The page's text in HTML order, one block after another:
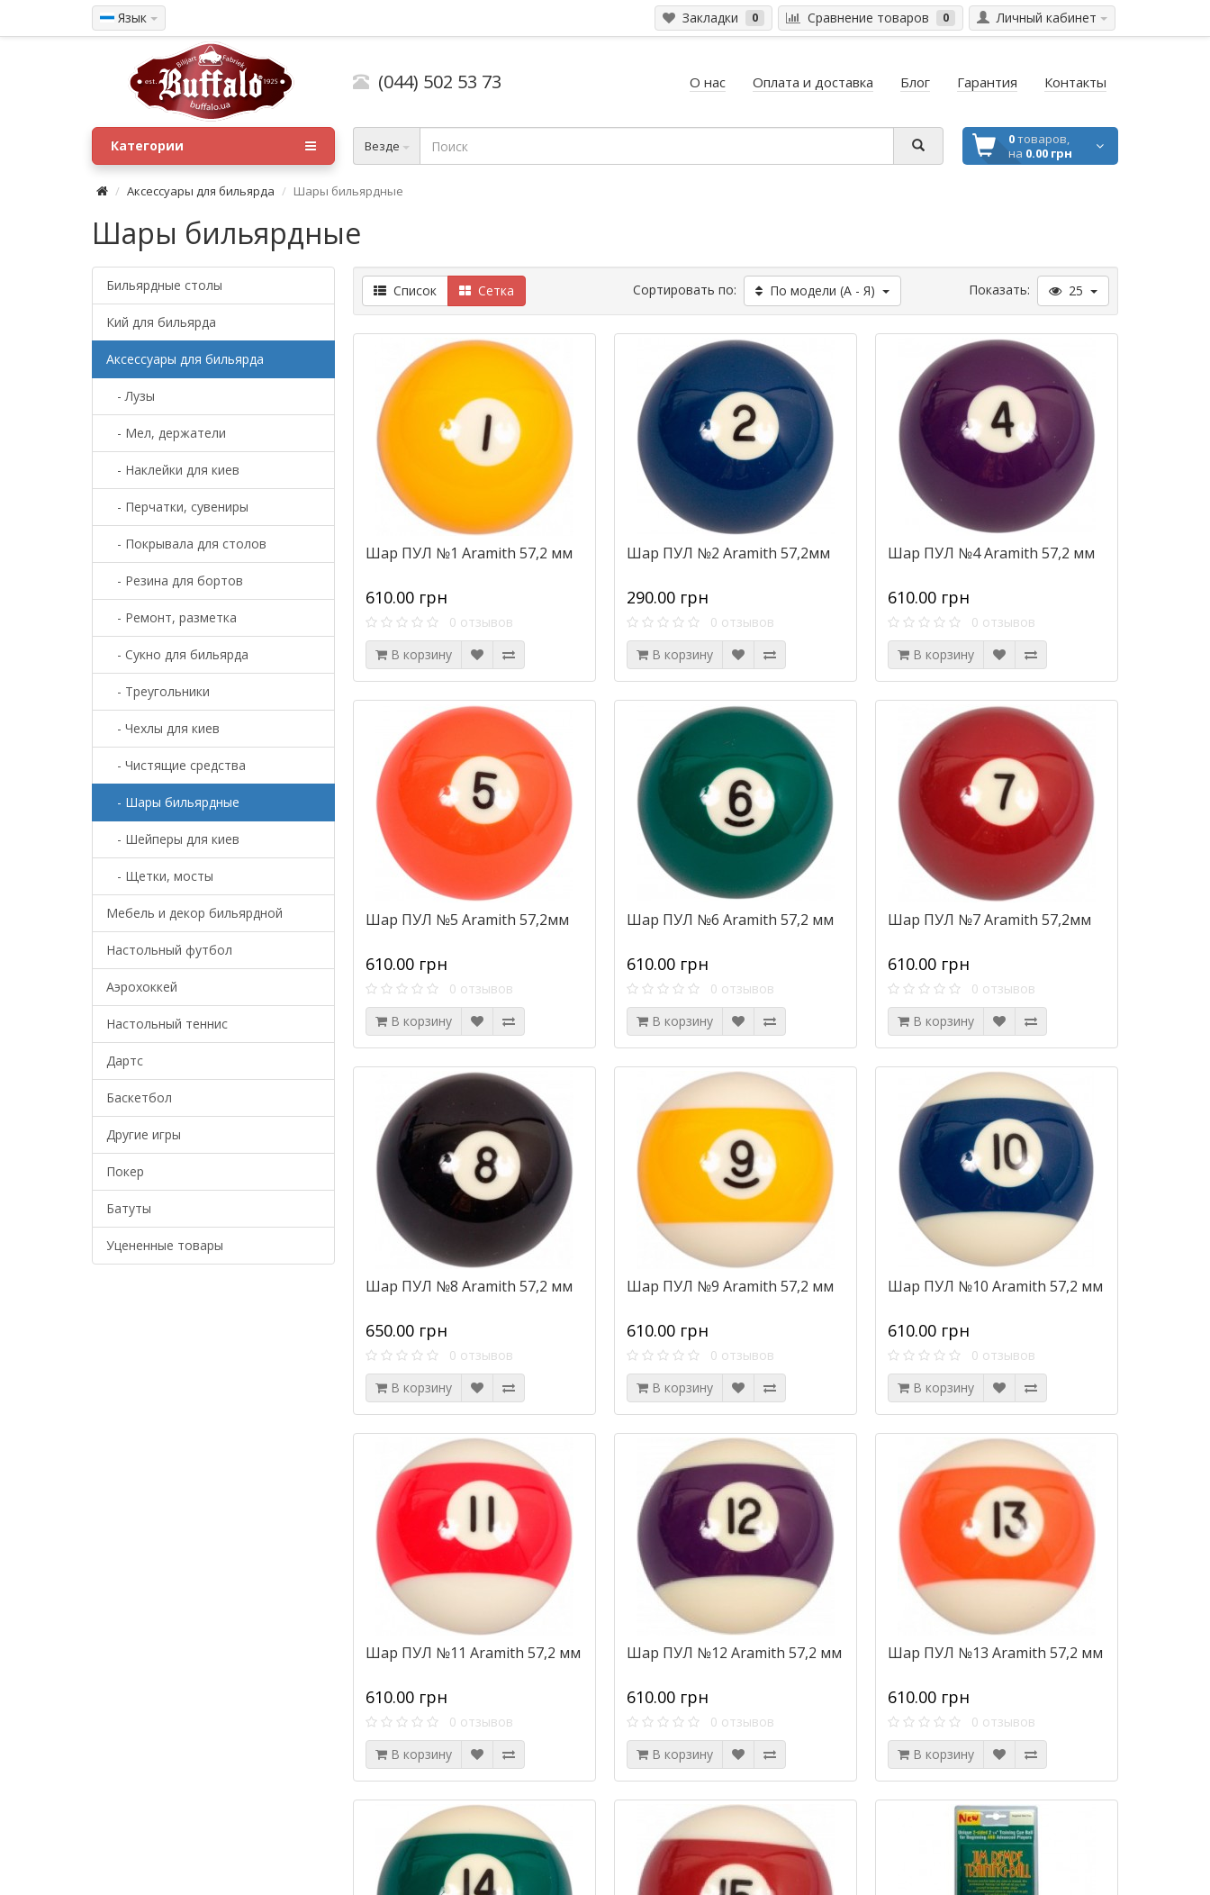
Язык Личный кабинет
Закладки 0 Сравнение товаров 0
(044) 502 53 73 О нас Оплата и доставка Блог Гарантия Контакты
Везде 0товаров,
на 0.00 грн
Категории
Аксессуары для бильярда Шары бильярдные
Шары бильярдные
Бильярдные столы
Кий для бильярда
Аксессуары для бильярда
- Лузы
- Мел, держатели
- Наклейки для киев
- Перчатки, сувениры
- Покрывала для столов
- Резина для бортов
- Ремонт, разметка
- Сукно для бильярда
- Треугольники
- Чехлы для киев
- Чистящие средства
- Шары бильярдные
- Шейперы для киев
- Щетки, мосты
Мебель и декор бильярдной
Настольный футбол
Аэрохоккей
Настольный теннис
Дартс
Баскетбол
Другие игры
Покер
Батуты
Уцененные товары
Список Сетка Сортировать по: По модели (А - Я) Показать: 25
Шар ПУЛ №1 Aramith 57,2 мм
610.00 грн
0 отзывов
В корзину
Шар ПУЛ №2 Aramith 57,2мм
290.00 грн
0 отзывов
В корзину
Шар ПУЛ №4 Aramith 57,2 мм
610.00 грн
0 отзывов
В корзину
Шар ПУЛ №5 Aramith 57,2мм
610.00 грн
0 отзывов
В корзину
Шар ПУЛ №6 Aramith 57,2 мм
610.00 грн
0 отзывов
В корзину
Шар ПУЛ №7 Aramith 57,2мм
610.00 грн
0 отзывов
В корзину
Шар ПУЛ №8 Aramith 57,2 мм
650.00 грн
0 отзывов
В корзину
Шар ПУЛ №9 Aramith 57,2 мм
610.00 грн
0 отзывов
В корзину
Шар ПУЛ №10 Aramith 57,2 мм
610.00 грн
0 отзывов
В корзину
Шар ПУЛ №11 Aramith 57,2 мм
610.00 грн
0 отзывов
В корзину
Шар ПУЛ №12 Aramith 57,2 мм
610.00 грн
0 отзывов
В корзину
Шар ПУЛ №13 Aramith 57,2 мм
610.00 грн
0 отзывов
В корзину